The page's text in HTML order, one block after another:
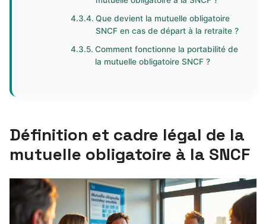
Que devient la mutuelle obligatoire
SNCF en cas de départ à la retraite ?
Comment fonctionne la portabilité de
la mutuelle obligatoire SNCF ?
Définition et cadre légal de la
mutuelle obligatoire à la SNCF